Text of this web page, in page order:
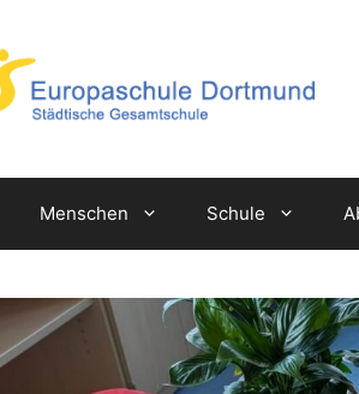
Menschen Schule